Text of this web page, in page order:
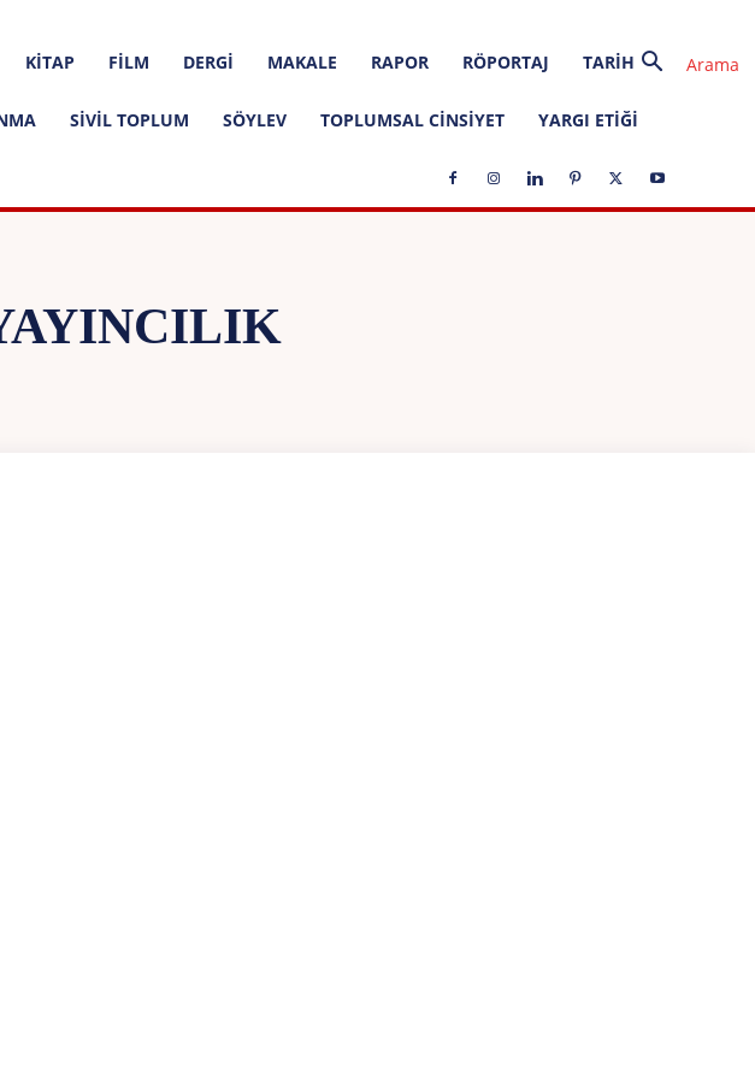
KITAP FILM DERGI MAKALE RAPOR RÖPORTAJ TARIH
SIVIL TOPLUM SÖYLEV TOPLUMSAL CINSIYET YARGI ETIĞI